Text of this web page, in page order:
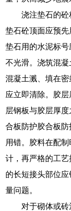
浇注垫石的砼
垫石砼顶面应预
垫石用的水泥标
不光滑。浇筑混
混凝土溅、填在
应立即清除。胶
层钢板与胶层厚
合板防护胶合板
用错。胶料在配
计，再严格的工
的长短接头部位
量问题。
对于砌体或